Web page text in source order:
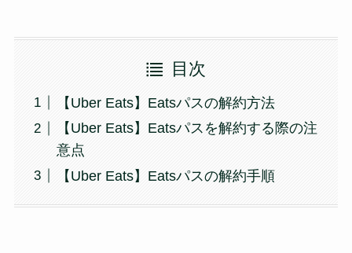
目次
【Uber Eats】Eatsパスの解約方法
【Uber Eats】Eatsパスを解約する際の注
意点
【Uber Eats】Eatsパスの解約手順